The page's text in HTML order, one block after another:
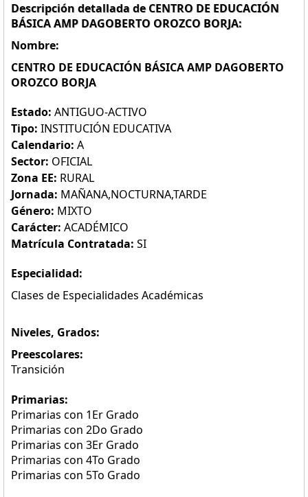
Descripción detallada de CENTRO DE EDUCACIÓN
BÁSICA AMP DAGOBERTO OROZCO BORJA:
Nombre:
CENTRO DE EDUCACIÓN BÁSICA AMP DAGOBERTO
OROZCO BORJA
Estado: ANTIGUO-ACTIVO
Tipo: INSTITUCIÓN EDUCATIVA
Calendario: A
Sector: OFICIAL
Zona EE: RURAL
Jornada: MAÑANA,NOCTURNA,TARDE
Género: MIXTO
Carácter: ACADÉMICO
Matrícula Contratada: SI
Especialidad:
Clases de Especialidades Académicas
Niveles, Grados:
Preescolares:
Transición
Primarias:
Primarias con 1Er Grado
Primarias con 2Do Grado
Primarias con 3Er Grado
Primarias con 4To Grado
Primarias con 5To Grado